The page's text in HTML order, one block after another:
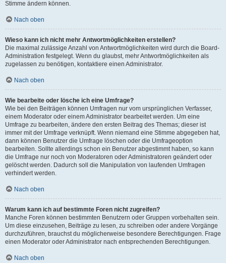
Stimme ändern können.
Nach oben
Wieso kann ich nicht mehr Antwortmöglichkeiten erstellen?
Die maximal zulässige Anzahl von Antwortmöglichkeiten wird durch die Board-
Administration festgelegt. Wenn du glaubst, mehr Antwortmöglichkeiten als
zugelassen zu benötigen, kontaktiere einen Administrator.
Nach oben
Wie bearbeite oder lösche ich eine Umfrage?
Wie bei den Beiträgen können Umfragen nur vom ursprünglichen Verfasser,
einem Moderator oder einem Administrator bearbeitet werden. Um eine
Umfrage zu bearbeiten, ändere den ersten Beitrag des Themas; dieser ist
immer mit der Umfrage verknüpft. Wenn niemand eine Stimme abgegeben hat,
dann können Benutzer die Umfrage löschen oder die Umfrageoption
bearbeiten. Sollte allerdings schon ein Benutzer abgestimmt haben, so kann
die Umfrage nur noch von Moderatoren oder Administratoren geändert oder
gelöscht werden. Dadurch soll die Manipulation von laufenden Umfragen
verhindert werden.
Nach oben
Warum kann ich auf bestimmte Foren nicht zugreifen?
Manche Foren können bestimmten Benutzern oder Gruppen vorbehalten sein.
Um diese einzusehen, Beiträge zu lesen, zu schreiben oder andere Vorgänge
durchzuführen, brauchst du möglicherweise besondere Berechtigungen. Frage
einen Moderator oder Administrator nach entsprechenden Berechtigungen.
Nach oben